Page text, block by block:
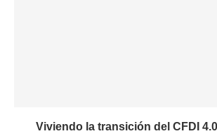
Viviendo la transición del CFDI